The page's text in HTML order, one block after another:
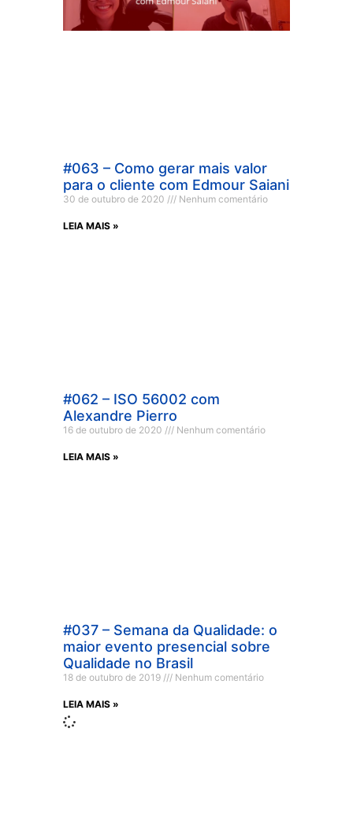
#063 – Como gerar mais valor
para o cliente com Edmour Saiani
30 de outubro de 2020 Nenhum comentário
LEIA MAIS »
#062 – ISO 56002 com
Alexandre Pierro
16 de outubro de 2020 Nenhum comentário
LEIA MAIS »
#037 – Semana da Qualidade: o
maior evento presencial sobre
Qualidade no Brasil
18 de outubro de 2019 Nenhum comentário
LEIA MAIS »